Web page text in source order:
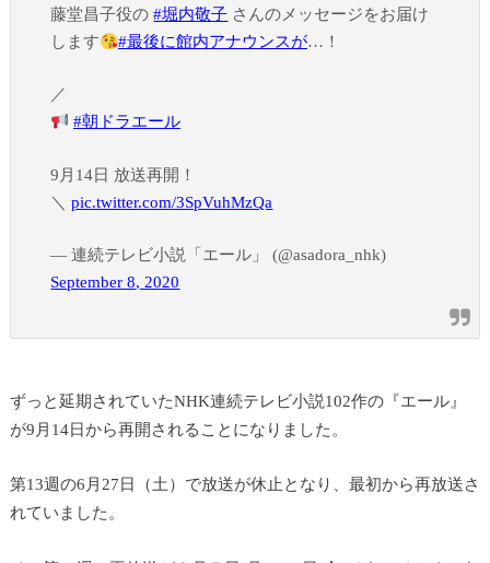
藤堂昌子役の#堀内敬子 さんのメッセージをお届け
します
#最後に館内アナウンスが…！
／
#朝ドラエール
9月14日 放送再開！
＼pic.twitter.com/3SpVuhMzQa
— 連続テレビ小説「エール」 (@asadora_nhk)
September 8, 2020
ずっと延期されていたNHK連続テレビ小説102作の『エール』
が9月14日から再開されることになりました。
第13週の6月27日（土）で放送が休止となり、最初から再放送さ
れていました。